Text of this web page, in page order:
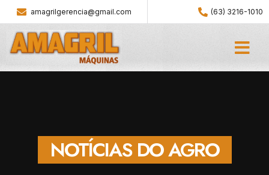
amagrilgerencia@gmail.com (63) 3216-1010
NOTÍCIAS DO AGRO